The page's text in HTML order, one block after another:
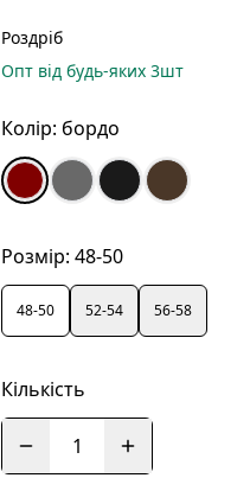
Роздріб
Опт від будь-яких 3шт
Колір: бордо
Розмір: 48-50
48-50 52-54 56-58
Кількість
1